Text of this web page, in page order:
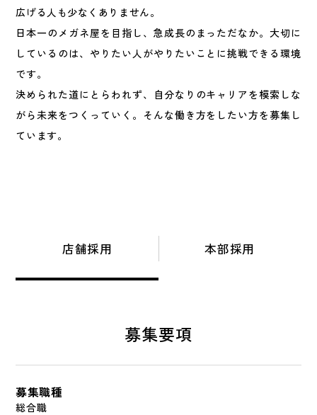
広げる人も少なくありません。
日本一のメガネ屋を目指し、急成長のまっただなか。大切に
しているのは、やりたい人がやりたいことに挑戦できる環境
です。
決められた道にとらわれず、自分なりのキャリアを模索しな
がら未来をつくっていく。そんな働き方をしたい方を募集し
ています。
店舗採用 本部採用
募集要項
募集職種
総合職